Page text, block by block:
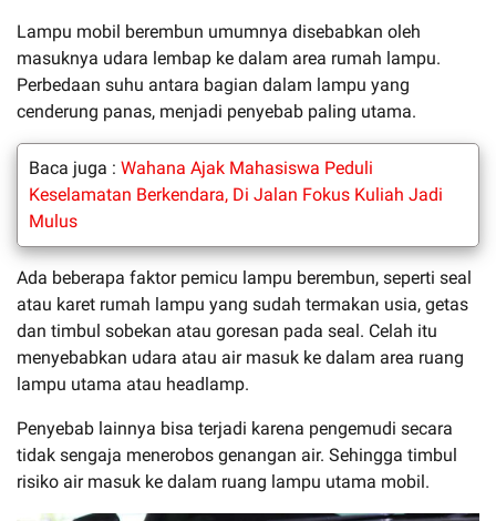
Lampu mobil berembun umumnya disebabkan oleh
masuknya udara lembap ke dalam area rumah lampu.
Perbedaan suhu antara bagian dalam lampu yang
cenderung panas, menjadi penyebab paling utama.
Baca juga : Wahana Ajak Mahasiswa Peduli
Keselamatan Berkendara, Di Jalan Fokus Kuliah Jadi
Mulus
Ada beberapa faktor pemicu lampu berembun, seperti seal
atau karet rumah lampu yang sudah termakan usia, getas
dan timbul sobekan atau goresan pada seal. Celah itu
menyebabkan udara atau air masuk ke dalam area ruang
lampu utama atau headlamp.
Penyebab lainnya bisa terjadi karena pengemudi secara
tidak sengaja menerobos genangan air. Sehingga timbul
risiko air masuk ke dalam ruang lampu utama mobil.